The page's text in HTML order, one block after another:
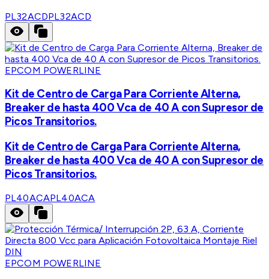
PL32ACDPL32ACD
EPCOM POWERLINE
Kit de Centro de Carga Para Corriente Alterna,
Breaker de hasta 400 Vca de 40 A con Supresor de
Picos Transitorios.
Kit de Centro de Carga Para Corriente Alterna,
Breaker de hasta 400 Vca de 40 A con Supresor de
Picos Transitorios.
PL40ACAPL40ACA
EPCOM POWERLINE